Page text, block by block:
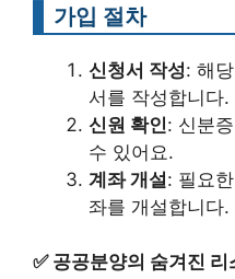
가입 절차
신청서 작성: 해
서를 작성합니다.
신원 확인: 신분
수 있어요.
계좌 개설: 필요
좌를 개설합니다.
✅ 공공분양의 숨겨진